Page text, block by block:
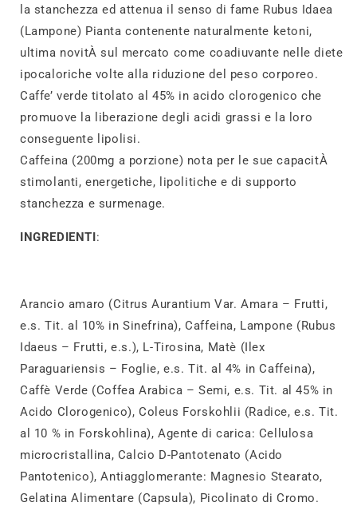
la stanchezza ed attenua il senso di fame Rubus Idaea
(Lampone) Pianta contenente naturalmente ketoni,
ultima novitÀ sul mercato come coadiuvante nelle diete
ipocaloriche volte alla riduzione del peso corporeo.
Caffe’ verde titolato al 45% in acido clorogenico che
promuove la liberazione degli acidi grassi e la loro
conseguente lipolisi.
Caffeina (200mg a porzione) nota per le sue capacitÀ
stimolanti, energetiche, lipolitiche e di supporto
stanchezza e surmenage.
INGREDIENTI:
Arancio amaro (Citrus Aurantium Var. Amara – Frutti,
e.s. Tit. al 10% in Sinefrina), Caffeina, Lampone (Rubus
Idaeus – Frutti, e.s.), L-Tirosina, Matè (Ilex
Paraguariensis – Foglie, e.s. Tit. al 4% in Caffeina),
Caffè Verde (Coffea Arabica – Semi, e.s. Tit. al 45% in
Acido Clorogenico), Coleus Forskohlii (Radice, e.s. Tit.
al 10 % in Forskohlina), Agente di carica: Cellulosa
microcristallina, Calcio D-Pantotenato (Acido
Pantotenico), Antiagglomerante: Magnesio Stearato,
Gelatina Alimentare (Capsula), Picolinato di Cromo.